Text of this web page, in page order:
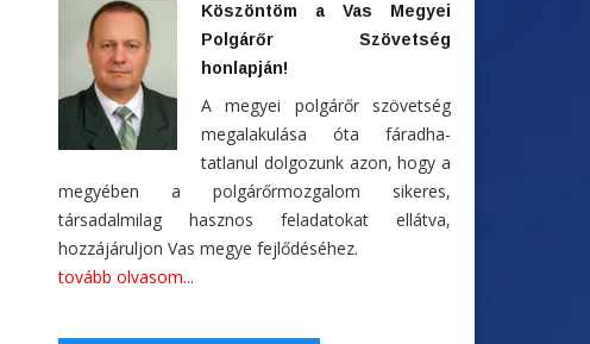
Köszöntöm a Vas Megyei
Polgárőr Szövetség
honlapján!
A megyei polgárőr szövetség
megalakulása óta fáradha-
tatlanul dolgozunk azon, hogy a
megyében a polgárőrmozgalom sikeres,
társadalmilag hasznos feladatokat ellátva,
hozzájáruljon Vas megye fejlődéséhez.
tovább olvasom...